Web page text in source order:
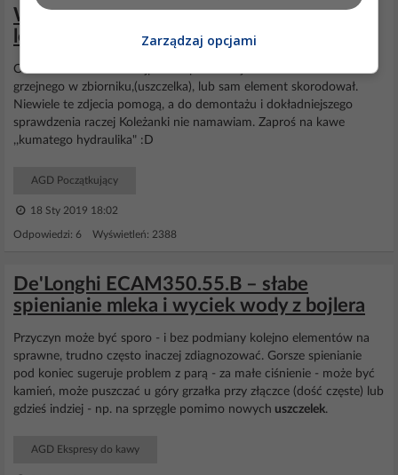
Wyciek wody spod bojlera SIMAT -
lokalizacja i zdjęcia
Coś sie rozszczelnilo. Najprawdopodobniej osadzenie elementu
grzejnego w zbiorniku,(uszczelka), lub sam element skorodował.
Niewiele te zdjecia pomogą, a do demontażu i dokładniejszego
sprawdzenia raczej Koleżanki nie namawiam. Zaproś na kawe
,,kumatego hydraulika" :D
AGD Początkujący
18 Sty 2019 18:02
Odpowiedzi: 6 Wyświetleń: 2388
De'Longhi ECAM350.55.B – słabe
spienianie mleka i wyciek wody z bojlera
Przyczyn może być sporo - i bez podmiany kolejno elementów na
sprawne, trudno często inaczej zdiagnozować. Gorsze spienianie
pod koniec sugeruje problem z parą - za małe ciśnienie - może być
kamień, może puszczać u góry grzałka przy złączce (dość częste) lub
gdzieś indziej - np. na sprzęgle pomimo nowych uszczelek.
AGD Ekspresy do kawy
Zarządzaj opcjami